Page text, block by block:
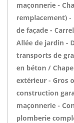
maçonnerie -
remplacement)
de façade -
Allée de jardin -
transports de
en béton /
extérieur - Gros
construction
maçonnerie -
plomberie